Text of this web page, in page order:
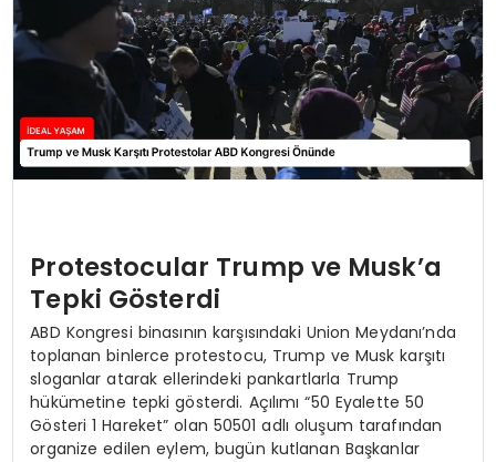
Protestocular Trump ve Musk’a
Tepki Gösterdi
ABD Kongresi binasının karşısındaki Union Meydanı’nda
toplanan binlerce protestocu, Trump ve Musk karşıtı
sloganlar atarak ellerindeki pankartlarla Trump
hükümetine tepki gösterdi. Açılımı “50 Eyalette 50
Gösteri 1 Hareket” olan 50501 adlı oluşum tarafından
organize edilen eylem, bugün kutlanan Başkanlar